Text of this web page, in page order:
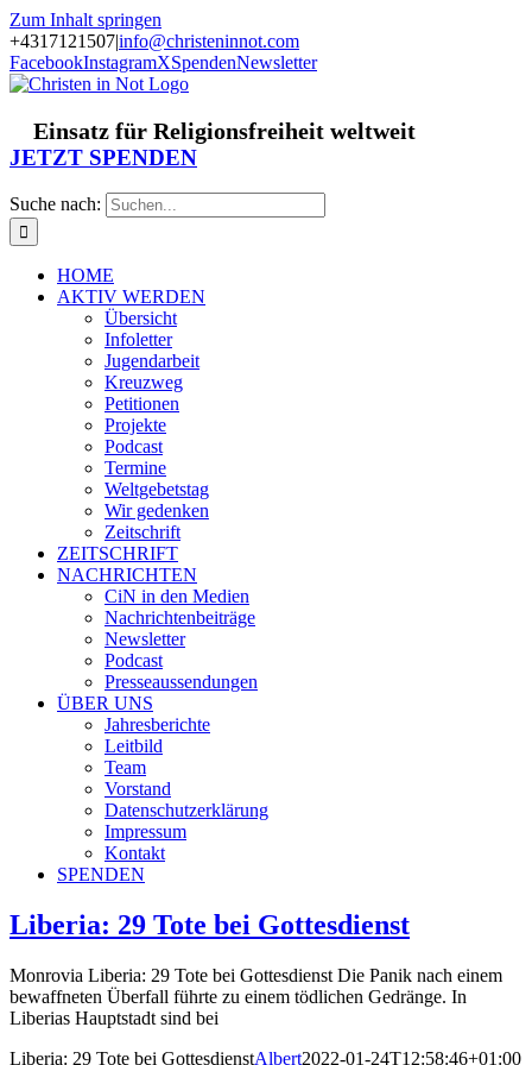
Zum Inhalt springen
+4317121507|info@christeninnot.com
FacebookInstagramXSpendenNewsletter
Einsatz für Religionsfreiheit weltweit
JETZT SPENDEN
Suche nach:
HOME
AKTIV WERDEN
Übersicht
Infoletter
Jugendarbeit
Kreuzweg
Petitionen
Projekte
Podcast
Termine
Weltgebetstag
Wir gedenken
Zeitschrift
ZEITSCHRIFT
NACHRICHTEN
CiN in den Medien
Nachrichtenbeiträge
Newsletter
Podcast
Presseaussendungen
ÜBER UNS
Jahresberichte
Leitbild
Team
Vorstand
Datenschutzerklärung
Impressum
Kontakt
SPENDEN
Liberia: 29 Tote bei Gottesdienst
Monrovia Liberia: 29 Tote bei Gottesdienst Die Panik nach einem
bewaffneten Überfall führte zu einem tödlichen Gedränge. In
Liberias Hauptstadt sind bei
Liberia: 29 Tote bei GottesdienstAlbert2022-01-24T12:58:46+01:00